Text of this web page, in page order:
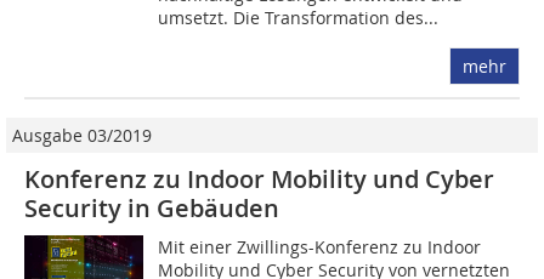
umsetzt. Die Transformation des...
mehr
Ausgabe 03/2019
Konferenz zu Indoor Mobility und Cyber
Security in Gebäuden
Mit einer Zwillings-Konferenz zu Indoor
Mobility und Cyber Security von vernetzten